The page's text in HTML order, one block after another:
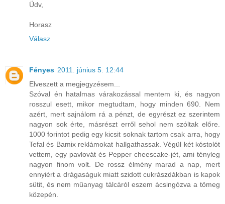
Üdv,
Horasz
Válasz
Fényes 2011. június 5. 12:44
Elveszett a megjegyzésem...
Szóval én hatalmas várakozással mentem ki, és nagyon
rosszul esett, mikor megtudtam, hogy minden 690. Nem
azért, mert sajnálom rá a pénzt, de egyrészt ez szerintem
nagyon sok érte, másrészt erről sehol nem szóltak előre.
1000 forintot pedig egy kicsit soknak tartom csak arra, hogy
Tefal és Bamix reklámokat hallgathassak. Végül két kóstolót
vettem, egy pavlovát és Pepper cheescake-jét, ami tényleg
nagyon finom volt. De rossz élmény marad a nap, mert
ennyiért a drágaságuk miatt szidott cukrászdákban is kapok
sütit, és nem műanyag tálcáról eszem ácsingózva a tömeg
közepén.